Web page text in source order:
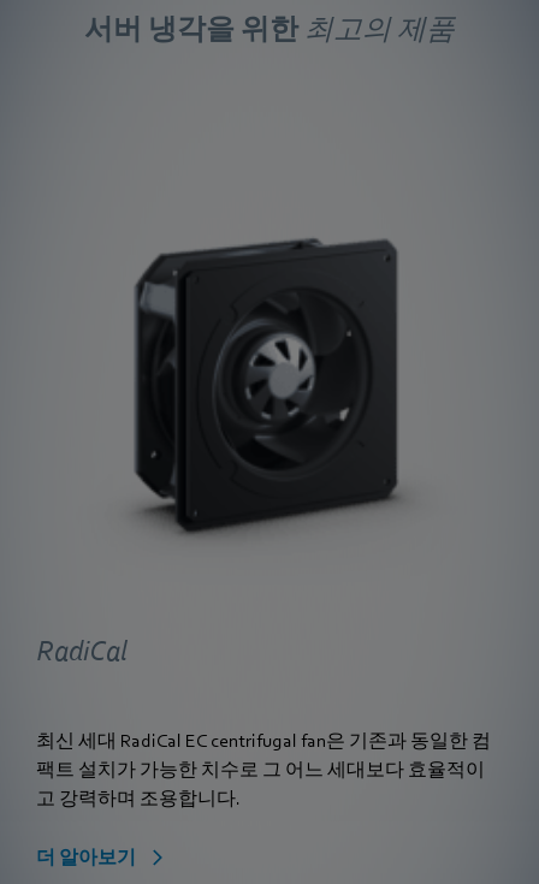
서버 냉각을 위한최고의 제품
RadiCal
최신 세대 RadiCal EC centrifugal fan은 기존과 동일한 컴
팩트 설치가 가능한 치수로 그 어느 세대보다 효율적이
고 강력하며 조용합니다.
더 알아보기